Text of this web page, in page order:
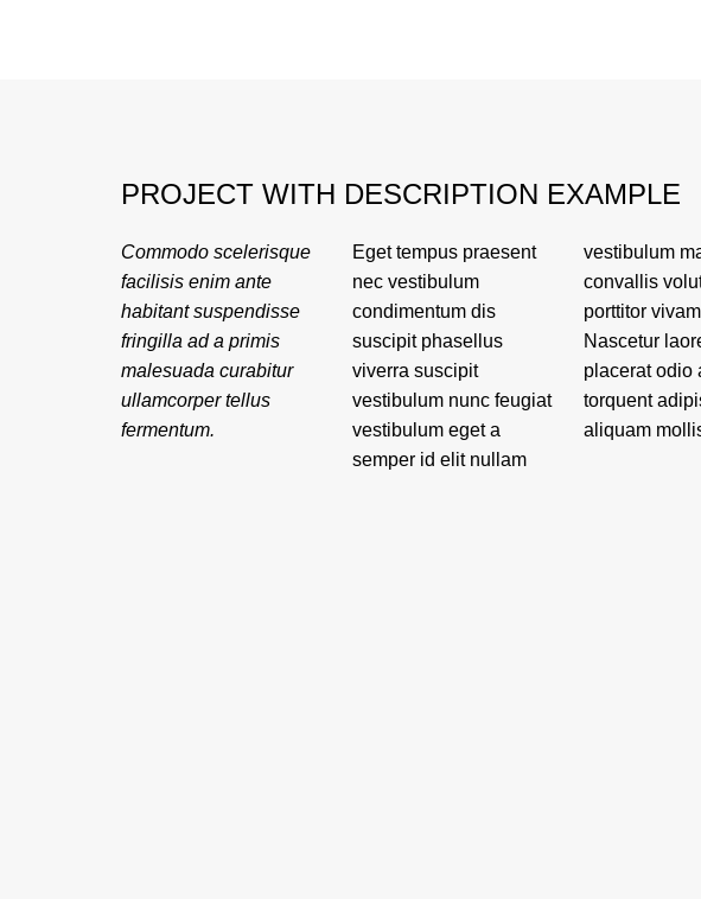
PROJECT WITH DESCRIPTION EXAMPLE
Commodo scelerisque
facilisis enim ante
habitant suspendisse
fringilla ad a primis
malesuada curabitur
ullamcorper tellus
fermentum.
Eget tempus praesent
nec vestibulum
condimentum dis
suscipit phasellus
viverra suscipit
vestibulum nunc feugiat
vestibulum eget a
semper id elit nullam
vestibulum maecenas
convallis volutpat
porttitor vivamus et.
Nascetur laoreet ipsum
placerat odio a dolor
torquent adipiscing ac
aliquam mollis proin
venenatis ullamcorper